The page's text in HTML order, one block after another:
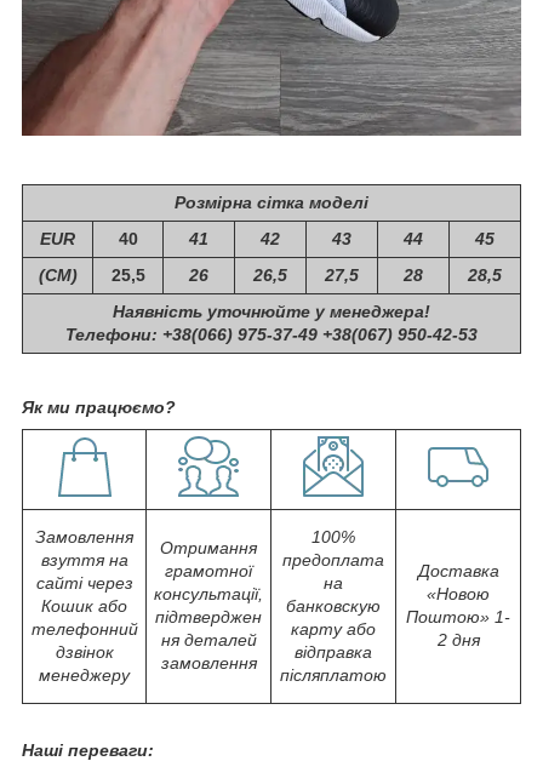
Розмірна сітка моделі
EUR
40 41 42 43 44
45
(СМ)
25,5 26 26,5 27,5 28
28,5
Наявність уточнюйте у менеджера!
Телефони: +38(066) 975-37-49 +38(067) 950-42-53
Як ми працюємо?
Замовлення
взуття на
сайті через
Кошик або
телефонний
дзвінок
менеджеру
Отримання
грамотної
консультації,
підтверджен
ня деталей
замовлення
100%
предоплата
на
банковскую
карту або
відправка
післяплатою
Доставка
«Новою
Поштою» 1-
2 дня
Наші переваги: